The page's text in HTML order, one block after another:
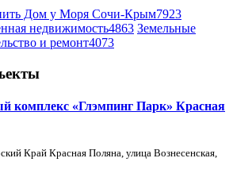
Дом у Моря Сочи-Крым7923
недвижимость4863 Земельные
и ремонт4073
комплекс «Глэмпинг Парк» Красная
Край Красная Поляна, улица Вознесенская,